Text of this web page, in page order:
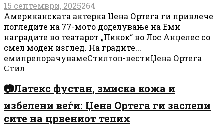
15 септември, 2025264
Американската актерка Џена Ортега ги привлече
погледите на 77-мото доделување на Еми
наградите во театарот „Пикок“ во Лос Анџелес со
смел моден изглед. На градите...
емипрепорачувамеСтилтоп-вестиЏена Ортега
Стил
📷Латекс фустан, змиска кожа и
избелени веѓи: Џена Ортега ги заслепи
сите на црвениот тепих